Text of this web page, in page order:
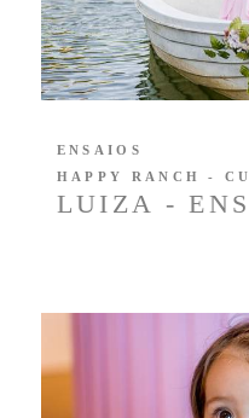
LUIZA -
ENSAIOS
HAPPY RANCH -